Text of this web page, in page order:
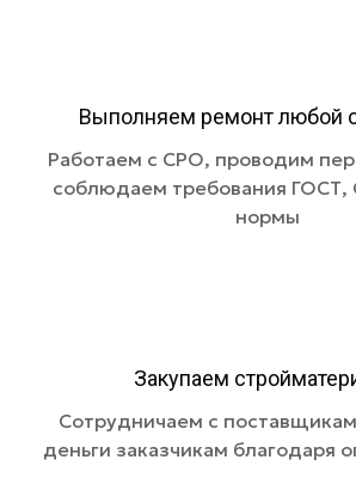
Выполняем ремонт любой
Работаем с СРО, проводим
соблюдаем требования ГОСТ,
нормы
Закупаем
Сотрудничаем с
деньги заказчикам благодаря